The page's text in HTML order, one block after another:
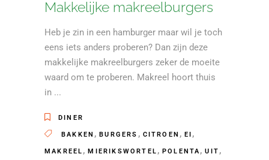
Makkelijke makreelburgers
Heb je zin in een hamburger maar wil je toch
eens iets anders proberen? Dan zijn deze
makkelijke makreelburgers zeker de moeite
waard om te proberen. Makreel hoort thuis
in
DINER
BAKKEN ,BURGERS , CITROEN ,EI ,
MAKREEL ,MIERIKSWORTEL ,POLENTA,UIT ,